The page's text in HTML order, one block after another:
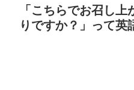
「こちらでお召し
りですか？」って英